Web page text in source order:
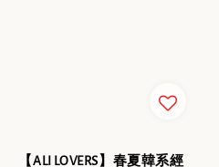
【ALI LOVERS】春夏韓系經